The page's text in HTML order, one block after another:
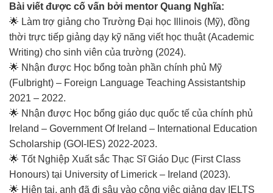
Bài viết được cố vấn bởi mentor Quang Nghĩa:
🌟 Làm trợ giảng cho Trường Đại học Illinois (Mỹ), đồng
thời trực tiếp giảng dạy kỹ năng viết học thuật (Academic
Writing) cho sinh viên của trường (2024).
🌟 Nhận được Học bổng toàn phần chính phủ Mỹ
(Fulbright) – Foreign Language Teaching Assistantship
2021 – 2022.
🌟 Nhận được Học bổng giáo dục quốc tế của chính phủ
Ireland – Government Of Ireland – International Education
Scholarship (GOI-IES) 2022-2023.
🌟 Tốt Nghiệp Xuất sắc Thạc Sĩ Giáo Dục (First Class
Honours) tại University of Limerick – Ireland (2023).
🌟 Hiện tại, anh đã đi sâu vào công việc giảng dạy IELTS